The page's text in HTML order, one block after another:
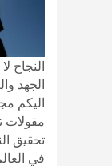
النجاح
الجهد
اليكم
مقولات
تحقيق
في